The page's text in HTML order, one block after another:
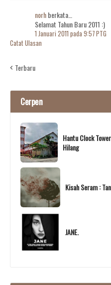
norhberkata…
Selamat Tahun Baru 2011 :)
1 Januari 2011 pada 9:57 PTG
Catat Ulasan
Terbaru
Cerpen
Hantu Clock
Hilang
Kisah Seram :
JANE.